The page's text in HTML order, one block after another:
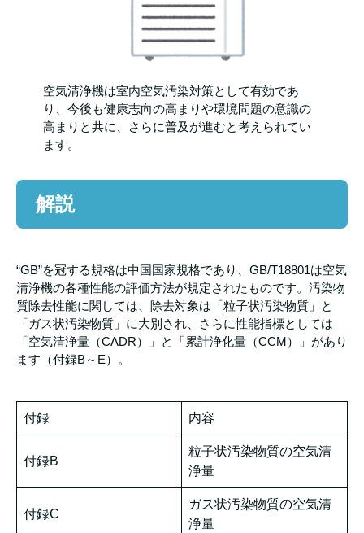
空気清浄機は室内空気汚染対策として有効であ
り、今後も健康志向の高まりや環境問題の意識の
高まりと共に、さらに普及が進むと考えられてい
ます。
解説
“GB”を冠する規格は中国国家規格であり、GB/T18801は空気
清浄機の各種性能の評価方法が規定されたものです。汚染物
質除去性能に関しては、除去対象は「粒子状汚染物質」と
「ガス状汚染物質」に大別され、さらに性能指標としては
「空気清浄量（CADR）」と「累計浄化量（CCM）」があり
ます（付録B～E）。
付録 内容
付録B
粒子状汚染物質の空気清
浄量
付録C
ガス状汚染物質の空気清
浄量